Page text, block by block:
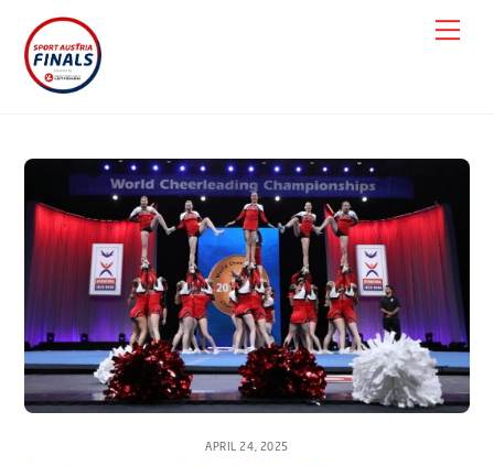
content
APRIL 24, 2025